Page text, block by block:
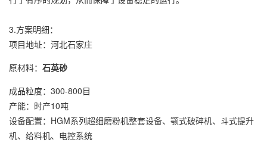
3.方案明细：
项目地址： 河北石家庄
原材料： 石英砂
成品粒度：300-800目
产能：时产10吨
设备配置：HGM系列超细磨粉机整套设备、颚式破碎机、斗式提升
机、给料机、电控系统